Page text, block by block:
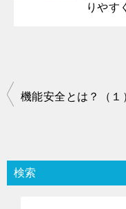
りやす
投
ビ
ゲ
検索